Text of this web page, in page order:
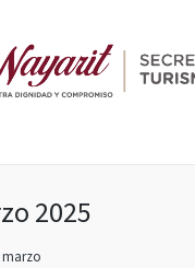
2025
marzo